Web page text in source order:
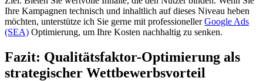
Ihre Kampagnen technisch und inhaltlich auf dieses Niveau heben
möchten, unterstütze ich Sie gerne mit professionellerGoogle Ads
(SEA) Optimierung, um Ihre Kosten nachhaltig zu senken.
Fazit: Qualitätsfaktor-Optimierung als
strategischer Wettbewerbsvorteil